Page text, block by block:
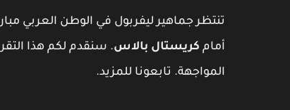
تنتظر جماهير ليفربول في الوطن العربي
أمام كريستال بالاس. سنقدم لكم هذا
المواجهة. تابعونا للمزيد.